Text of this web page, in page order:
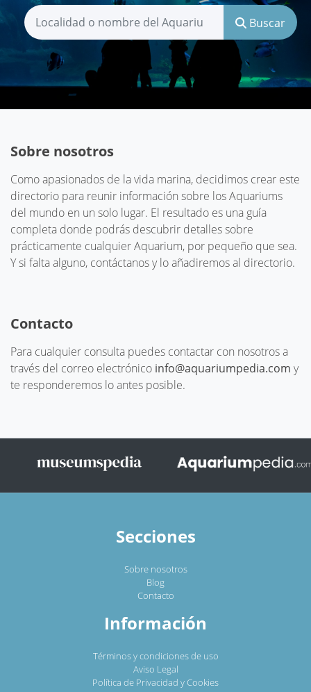
Buscar
Sobre nosotros
Como apasionados de la vida marina, decidimos crear este
directorio para reunir información sobre los Aquariums
del mundo en un solo lugar. El resultado es una guía
completa donde podrás descubrir detalles sobre
prácticamente cualquier Aquarium, por pequeño que sea.
Y si falta alguno, contáctanos y lo añadiremos al directorio.
Contacto
Para cualquier consulta puedes contactar con nosotros a
través del correo electrónico info@aquariumpedia.com y
te responderemos lo antes posible.
Secciones
Sobre nosotros
Blog
Contacto
Información
Términos y condiciones de uso
Aviso Legal
Política de Privacidad y Cookies